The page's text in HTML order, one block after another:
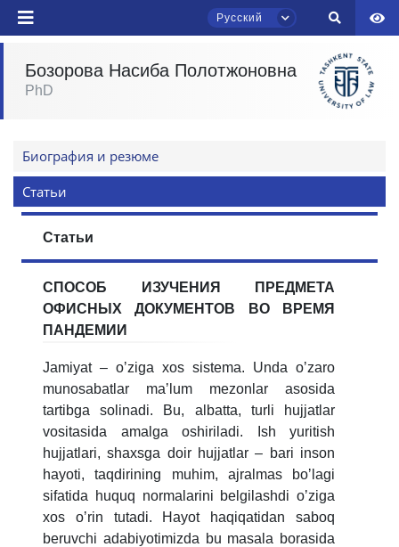
Русский
Бозорова Насиба Полотжоновна
PhD
Биография и резюме
Статьи
Статьи
СПОСОБ ИЗУЧЕНИЯ ПРЕДМЕТА
ОФИСНЫХ ДОКУМЕНТОВ ВО ВРЕМЯ
ПАНДЕМИИ
Jamiyat – oʼziga xos sistema. Unda oʼzaro
munosabatlar maʼlum mezonlar asosida
tartibga solinadi. Bu, albatta, turli hujjatlar
vositasida amalga oshiriladi. Ish yuritish
hujjatlari, shaxsga doir hujjatlar – bari inson
hayoti, taqdirining muhim, ajralmas boʼlagi
sifatida huquq normalarini belgilashdi oʼziga
xos oʼrin tutadi. Hayot haqiqatidan saboq
beruvchi adabiyotimizda bu masala borasida
Здравствуйте! Добро пожаловать в чат
приёмной комиссии ТГЮУ.
Оставляйте здесь свои обращения по
вопросам приёма.
конкретные вопросы:
3. Собеседование (бакалавр) (8)
4. Собеседование (магистр) (5)
7. Колл-центр (4)
8. Квота (бакалавриат) (1) 9. Квота (магистратура) (1)
✉️ Написать администратору